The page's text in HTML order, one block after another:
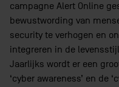
campagne Alert Online
bewustwording van
security te verhogen en
integreren in de
Jaarlijks wordt er een
‘cyber awareness’ en de